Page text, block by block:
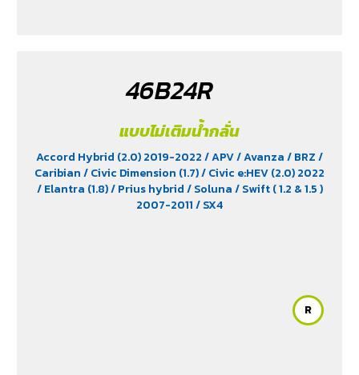
46B24R
แบบไม่เติมน้ำกลั่น
Accord Hybrid (2.0) 2019-2022/ APV/ Avanza/ BRZ/
Caribian/ Civic Dimension (1.7)/ Civic e:HEV (2.0) 2022
/ Elantra (1.8)/ Prius hybrid/ Soluna/ Swift ( 1.2 & 1.5 )
2007-2011/ SX4
R